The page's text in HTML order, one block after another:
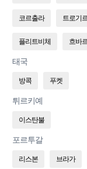
코르출라 트로기
플리트비체 흐바
태국
방콕 푸켓
튀르키예
이스탄불
포르투갈
리스본 브라가